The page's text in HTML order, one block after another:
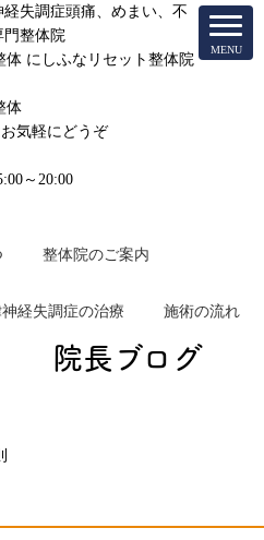
失調症頭痛、めまい、不
門整体院
気軽にどうぞ
～20:00
整体院のご案内
神経失調症の治療 施術の流れ
院長ブログ